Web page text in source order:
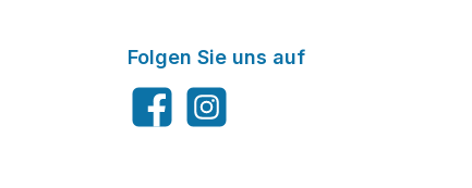
Folgen Sie uns auf
FacebookInstagram